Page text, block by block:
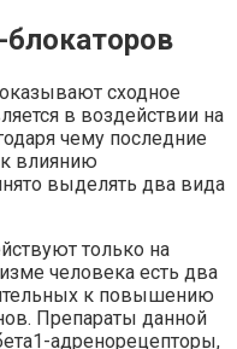
сходное
в воздействии на
чему последние
к влиянию
выделять два вида
только на
человека есть два
к повышению
Препараты данной
адренорецепторы,